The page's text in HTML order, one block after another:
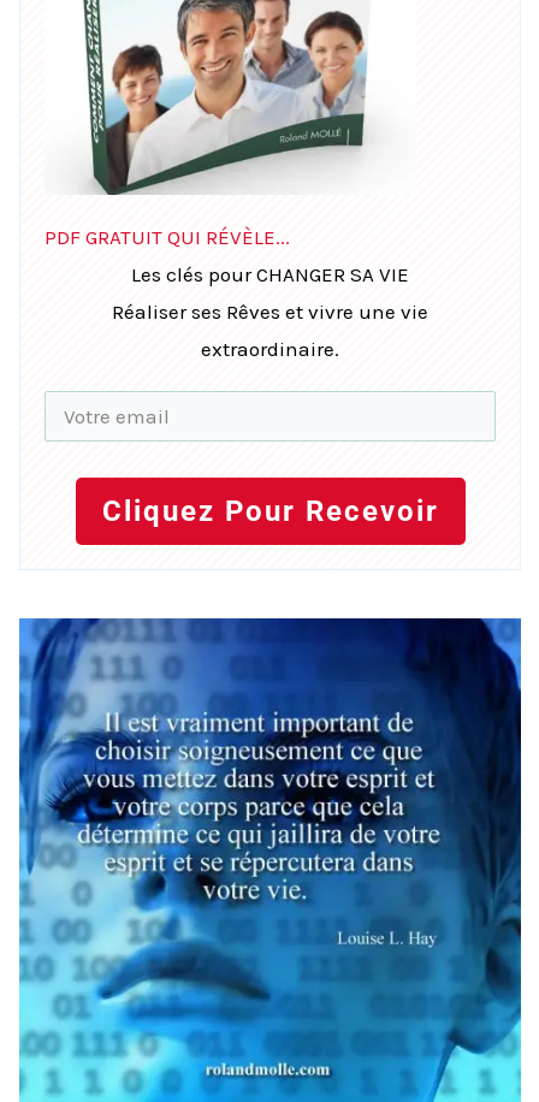
PDF GRATUIT QUI RÉVÈLE...
Les clés pour CHANGER SA VIE
Réaliser ses Rêves et vivre une vie
extraordinaire.
Cliquez Pour Recevoir